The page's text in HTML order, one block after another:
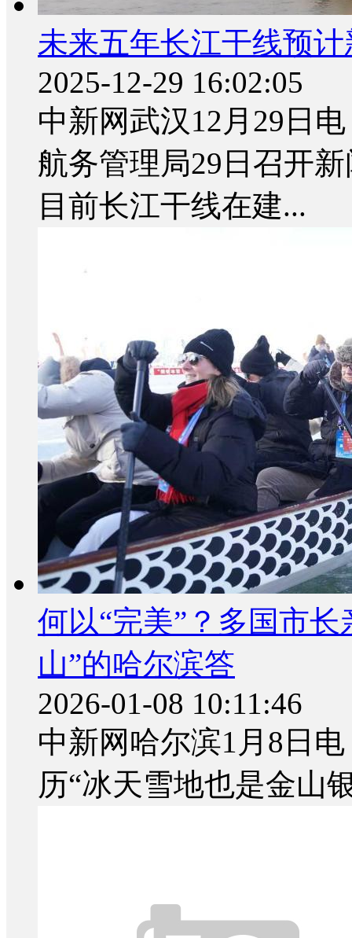
未来五年长江干线预
2025-12-29 16:02:05
中新网武汉12月29日
航务管理局29日召开
目前长江干线在建...
何以“完美”？多国市
山”的哈尔滨答
2026-01-08 10:11:46
中新网哈尔滨1月8日
历“冰天雪地也是金山